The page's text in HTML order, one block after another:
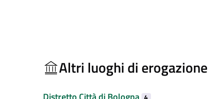
Altri luoghi di erogazione